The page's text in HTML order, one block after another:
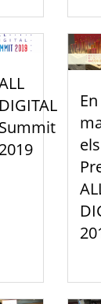
DIGITAL
Summit
2019
En
els